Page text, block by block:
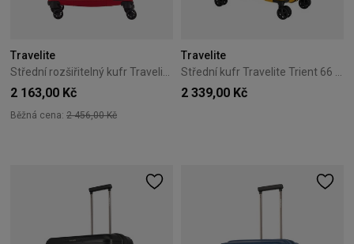
Travelite
2 163,00 Kč
Běžná cena: 2 456,00 Kč
Travelite
2 339,00 Kč